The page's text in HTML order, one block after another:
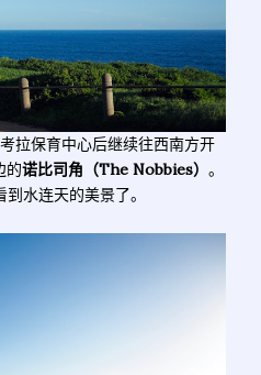
拉保育中心后继续往西南方开
的诺比司角（The Nobbies） 。
水连天的美景了。